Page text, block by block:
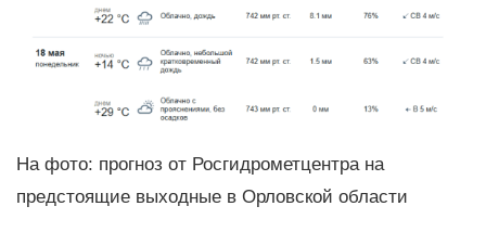
На фото: прогноз от Росгидрометцентра на
предстоящие выходные в Орловской области